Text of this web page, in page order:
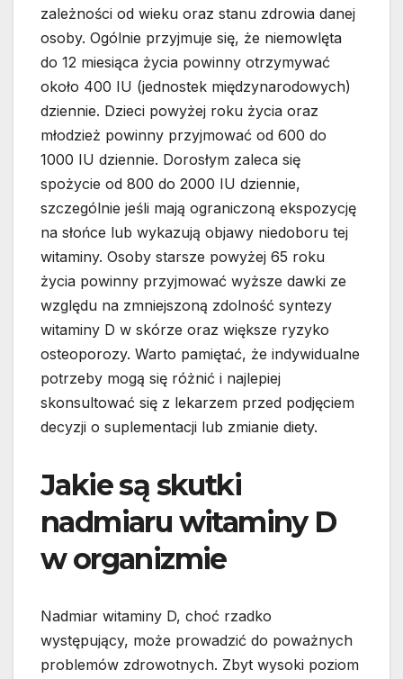
zależności od wieku oraz stanu zdrowia danej
osoby. Ogólnie przyjmuje się, że niemowlęta
do 12 miesiąca życia powinny otrzymywać
około 400 IU (jednostek międzynarodowych)
dziennie. Dzieci powyżej roku życia oraz
młodzież powinny przyjmować od 600 do
1000 IU dziennie. Dorosłym zaleca się
spożycie od 800 do 2000 IU dziennie,
szczególnie jeśli mają ograniczoną ekspozycję
na słońce lub wykazują objawy niedoboru tej
witaminy. Osoby starsze powyżej 65 roku
życia powinny przyjmować wyższe dawki ze
względu na zmniejszoną zdolność syntezy
witaminy D w skórze oraz większe ryzyko
osteoporozy. Warto pamiętać, że indywidualne
potrzeby mogą się różnić i najlepiej
skonsultować się z lekarzem przed podjęciem
decyzji o suplementacji lub zmianie diety.
Jakie są skutki
nadmiaru witaminy D
w organizmie
Nadmiar witaminy D, choć rzadko
występujący, może prowadzić do poważnych
problemów zdrowotnych. Zbyt wysoki poziom